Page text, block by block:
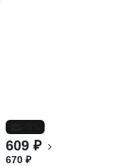
609 ₽
670 ₽